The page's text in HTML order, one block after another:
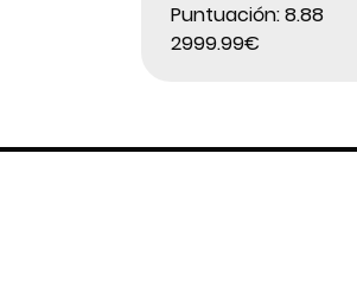
Puntuación: 8.88
2999.99€